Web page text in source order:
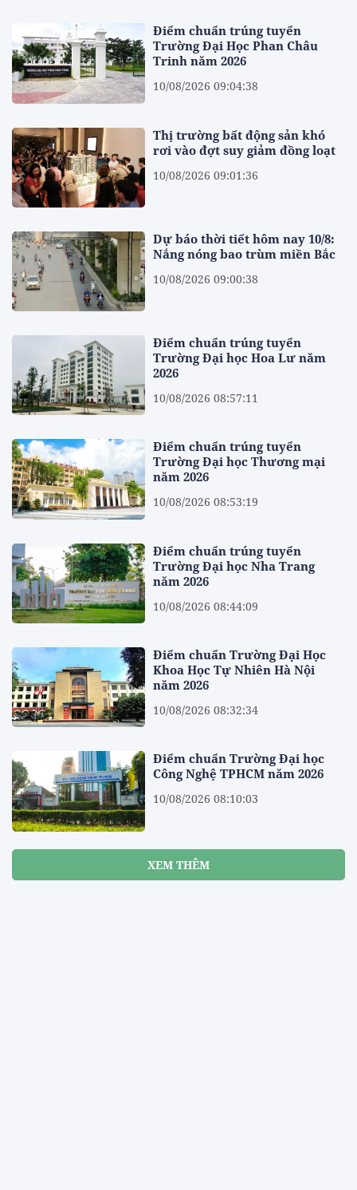
Điểm chuẩn trúng tuyển
Trường Đại Học Phan Châu
Trinh năm 2026
10/08/2026 09:04:38
Thị trường bất động sản khó
rơi vào đợt suy giảm đồng loạt
10/08/2026 09:01:36
Dự báo thời tiết hôm nay 10/8:
Nắng nóng bao trùm miền Bắc
10/08/2026 09:00:38
Điểm chuẩn trúng tuyển
Trường Đại học Hoa Lư năm
2026
10/08/2026 08:57:11
Điểm chuẩn trúng tuyển
Trường Đại học Thương mại
năm 2026
10/08/2026 08:53:19
Điểm chuẩn trúng tuyển
Trường Đại học Nha Trang
năm 2026
10/08/2026 08:44:09
Điểm chuẩn Trường Đại Học
Khoa Học Tự Nhiên Hà Nội
năm 2026
10/08/2026 08:32:34
Điểm chuẩn Trường Đại học
Công Nghệ TPHCM năm 2026
10/08/2026 08:10:03
XEM THÊM